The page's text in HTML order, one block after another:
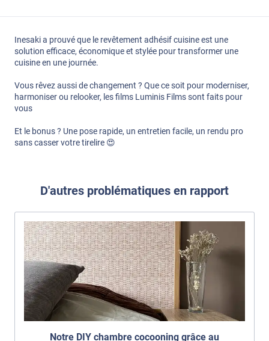
Inesaki a prouvé que le revêtement adhésif cuisine est une
solution efficace, économique et stylée pour transformer une
cuisine en une journée.
Vous rêvez aussi de changement ? Que ce soit pour moderniser,
harmoniser ou relooker, les films Luminis Films sont faits pour
vous
Et le bonus ? Une pose rapide, un entretien facile, un rendu pro
sans casser votre tirelire 😍
D'autres problématiques en rapport
Notre DIY chambre cocooning grâce au